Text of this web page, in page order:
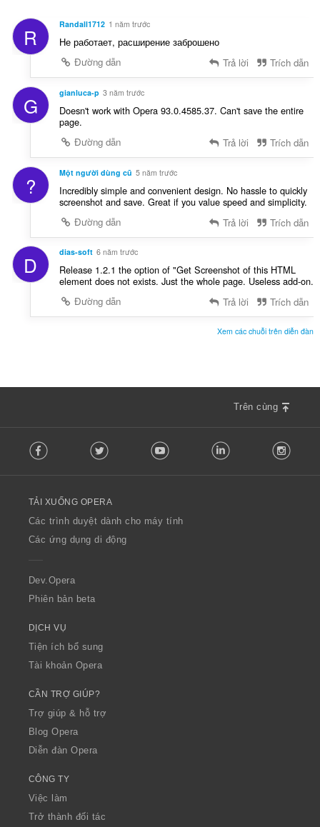
R Randall1712 1 năm trước
Не работает, расширение заброшено
Đường dẫn
Trả lời Trích dẫn
G gianluca-p 3 năm trước
Doesn't work with Opera 93.0.4585.37. Can't save the entire
page.
Đường dẫn
Trả lời Trích dẫn
? Một người dùng cũ 5 năm trước
Incredibly simple and convenient design. No hassle to quickly
screenshot and save. Great if you value speed and simplicity.
Đường dẫn
Trả lời Trích dẫn
D dias-soft 6 năm trước
Release 1.2.1 the option of "Get Screenshot of this HTML
element does not exists. Just the whole page. Useless add-on.
Đường dẫn
Trả lời Trích dẫn
Xem các chuỗi trên diễn đàn
Trên cùng
o
w
O
p
a
Facebook Twitter Youtube LinkedIn
TẢI XUỐNG OPERA
Các trình duyệt dành cho máy tính
Các ứng dụng di động
Dev.Opera
Phiên bản beta
DỊCH VỤ
Tiện ích bổ sung
Tài khoản Opera
CẦN TRỢ GIÚP?
Trợ giúp & hỗ trợ
Blog Opera
Diễn đàn Opera
CÔNG TY
Việc làm
Trở thành đối tác